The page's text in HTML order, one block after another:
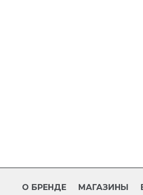
О БРЕНДЕ МАГАЗИНЫ